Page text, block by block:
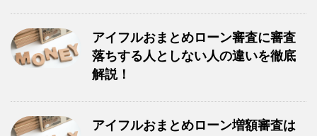
アイフルおまとめローン審査に審査
落ちする人としない人の違いを徹底
解説！
アイフルおまとめローン増額審査は